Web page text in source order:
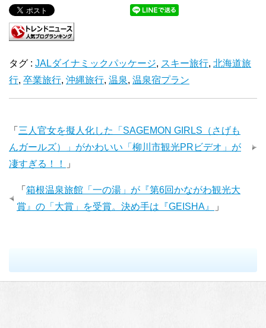
タグ : JALダイナミックパッケージ, スキー旅行, 北海道旅
行, 卒業旅行, 沖縄旅行, 温泉, 温泉宿プラン
「 三人官女を擬人化した「SAGEMON GIRLS（さげも
んガールズ）」がかわいい「柳川市観光PRビデオ」が
凄すぎる！！
」
「 箱根温泉旅館「一の湯」が『第6回かながわ観光大
賞』の「大賞」を受賞。決め手は『GEISHA』
」